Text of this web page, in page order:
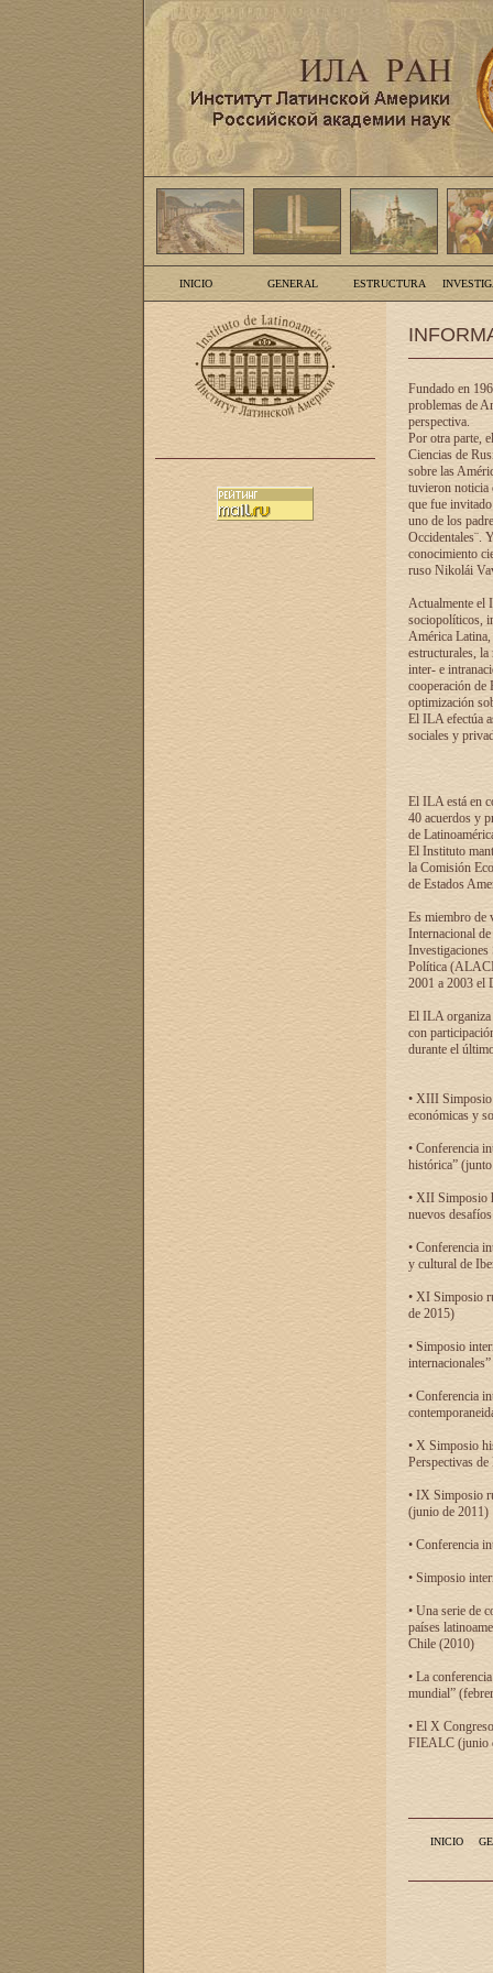
INICIO GENERAL ESTRUCTURA
Fundado en
problemas de
perspectiva.
Por otra parte,
Ciencias de
sobre las
tuvieron noticia
que fue
uno de los
Occidentales¨.
conocimiento
ruso Nikolái
Actualmente el
sociopolíticos,
América Latina,
estructurales,
inter- e
cooperación de
optimización
El ILA efectúa
sociales y
El ILA está en
40 acuerdos y
de
El Instituto
la Comisión
de Estados
Es miembro de
Internacional
Investigaciones
Política
2001 a 2003 el
El ILA organiza
con
durante el
• XIII Simposio
económicas y
• Conferencia
histórica”
• XII Simposio
nuevos
• Conferencia
y cultural de
• XI Simposio
de 2015)
• Simposio
• Conferencia
• X Simposio
Perspectivas
• IX Simposio
(junio de 2011)
• Conferencia
• Simposio
• Una serie de
países
Chile (2010)
• La
mundial”
• El X
FIEALC (junio
INICIO